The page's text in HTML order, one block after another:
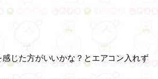
じた方がいいかな？とエアコン入れず